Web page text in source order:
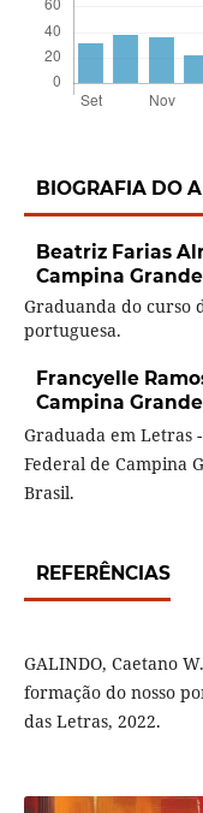
BIOGRAFIA DO
Beatriz Farias
Campina Grande
Graduanda do curso
portuguesa.
Francyelle
Campina Grande
Graduada em Letras
Federal de Campina
Brasil.
REFERÊNCIAS
GALINDO, Caetano
formação do nosso
das Letras, 2022.